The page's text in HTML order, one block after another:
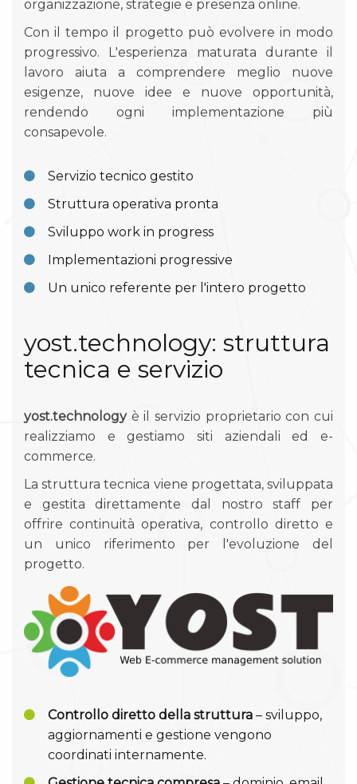
organizzazione, strategie e presenza online.
Con il tempo il progetto può evolvere in modo
progressivo. L'esperienza maturata durante il
lavoro aiuta a comprendere meglio nuove
esigenze, nuove idee e nuove opportunità,
rendendo ogni implementazione più
consapevole.
Servizio tecnico gestito
Struttura operativa pronta
Sviluppo work in progress
Implementazioni progressive
Un unico referente per l'intero progetto
yost.technology: struttura
tecnica e servizio
yost.technologyè il servizio proprietario con cui
realizziamo e gestiamo siti aziendali ed e-
commerce.
La struttura tecnica viene progettata, sviluppata
e gestita direttamente dal nostro staff per
offrire continuità operativa, controllo diretto e
un unico riferimento per l'evoluzione del
progetto.
Controllo diretto della struttura – sviluppo,
aggiornamenti e gestione vengono
coordinati internamente.